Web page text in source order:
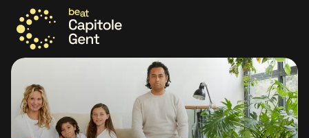
Ga naar de homepage